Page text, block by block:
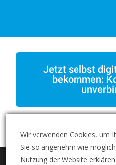
Jetzt selbst
bekommen:
Wir verwenden Cookies, um
Sie so angenehm wie
Nutzung der Website